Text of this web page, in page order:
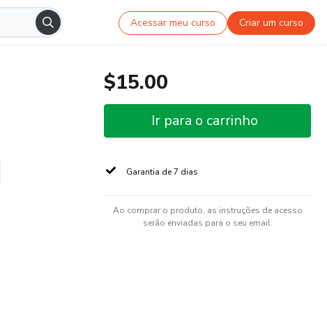
Acessar meu curso Criar um curso
$15.00
Ir para o carrinho
Garantia de 7 dias
Ao comprar o produto, as instruções de acesso
serão enviadas para o seu email.